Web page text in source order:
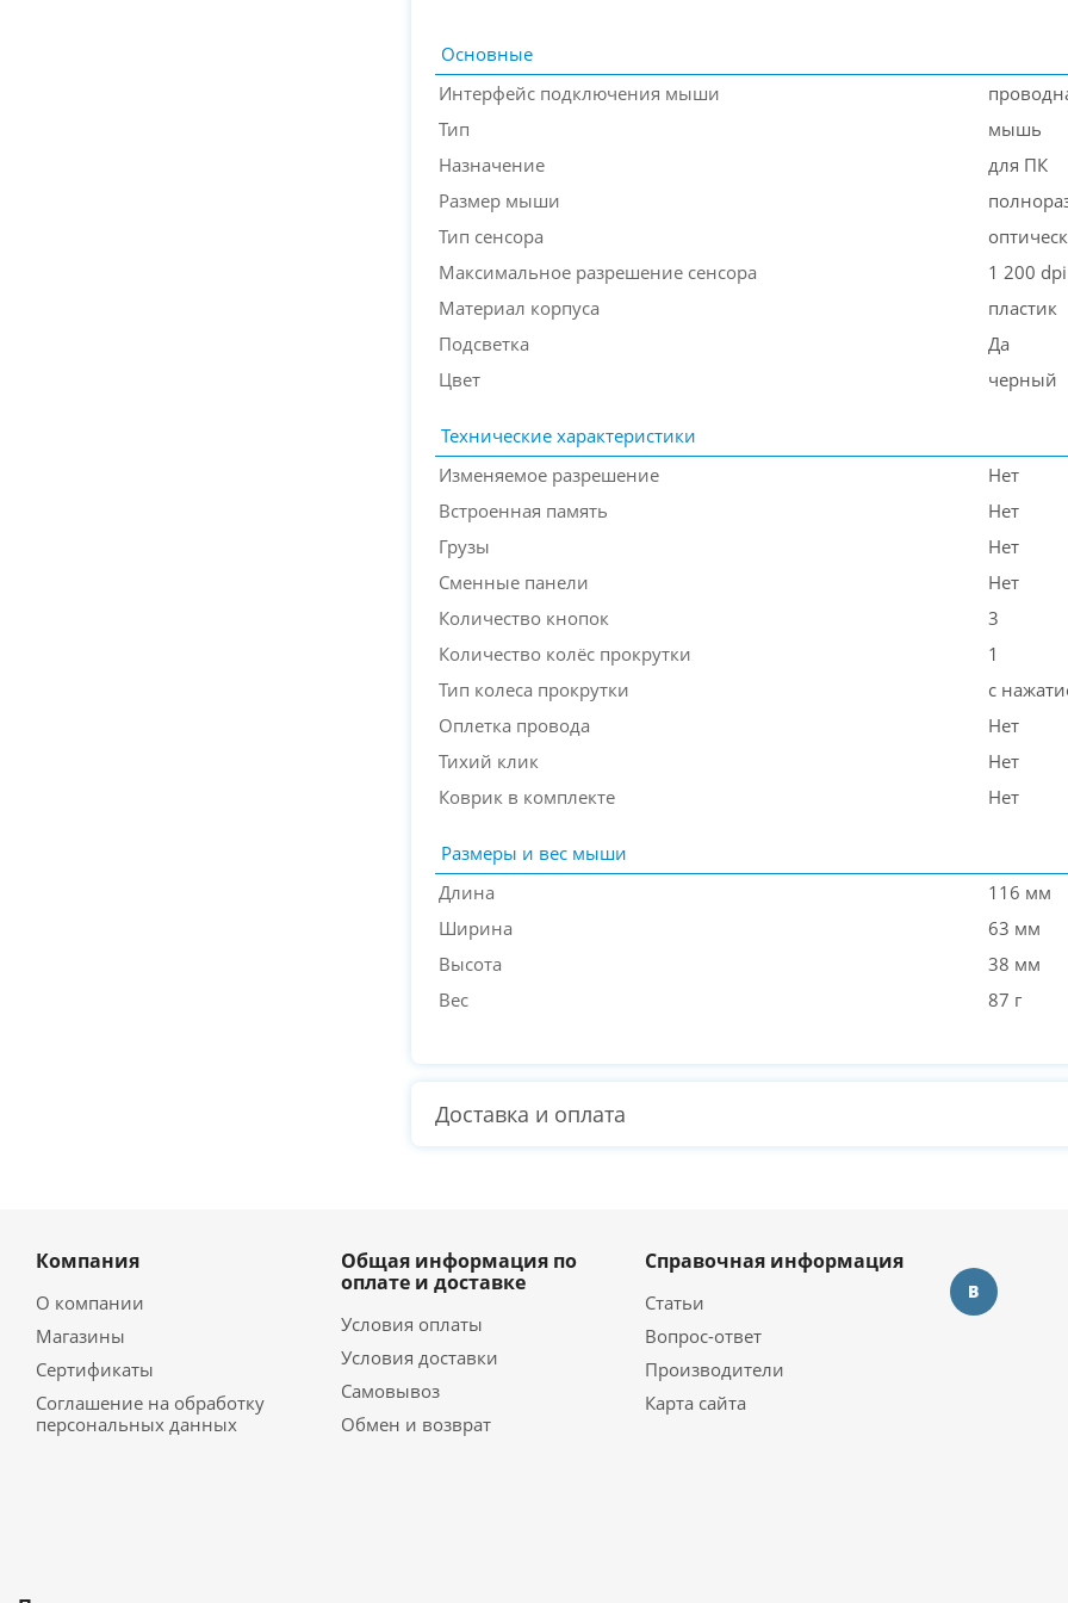
Основные
Интерфейс подключения мыши
Тип
мышь
Назначение
для ПК
Размер мыши
Тип сенсора
Максимальное разрешение сенсора
1 200 dpi
Материал корпуса
пластик
Подсветка
Да
Цвет
черный
Технические характеристики
Изменяемое разрешение
Нет
Встроенная память
Нет
Грузы
Нет
Сменные панели
Нет
Количество кнопок
3
Количество колёс прокрутки
1
Тип колеса прокрутки
с
Оплетка провода
Нет
Тихий клик
Нет
Коврик в комплекте
Нет
Размеры и вес мыши
Длина
116 мм
Ширина
63 мм
Высота
38 мм
Вес
87 г
Доставка и оплата
Компания
О компании
Магазины
Сертификаты
Соглашение на обработку
персональных данных
Общая информация по
оплате и доставке
Условия оплаты
Условия доставки
Самовывоз
Обмен и возврат
Справочная информация
Статьи
Вопрос-ответ
Производители
Карта сайта